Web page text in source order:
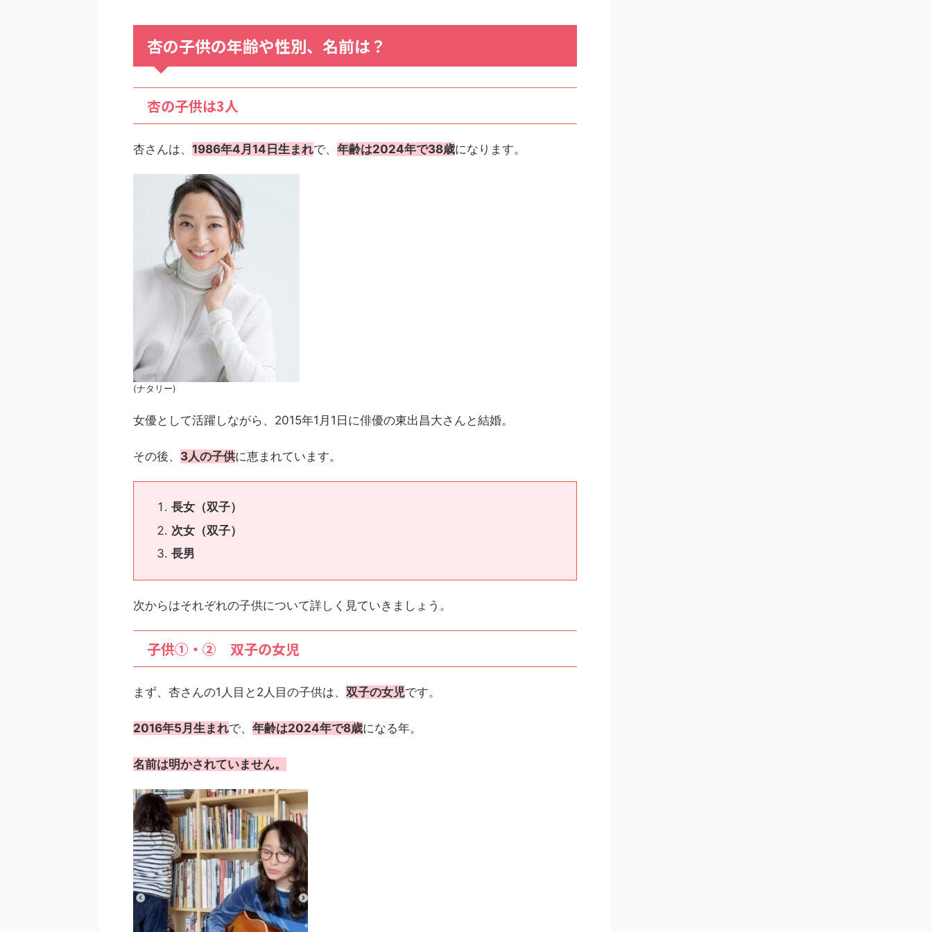
杏の子供の年齢や性別、名前は？
杏の子供は3人
杏さんは、 1986年4月14日生まれで、 年齢は2024年で38歳になります。
(ナタリー)
女優として活躍しながら、2015年1月1日に俳優の東出昌大さんと結婚。
その後、 3人の子供に恵まれています。
長女（双子）
次女（双子）
長男
次からはそれぞれの子供について詳しく見ていきましょう。
子供①・② 双子の女児
まず、杏さんの1人目と2人目の子供は、 双子の女児です。
2016年5月生まれで、 年齢は2024年で8歳になる年。
名前は明かされていません。